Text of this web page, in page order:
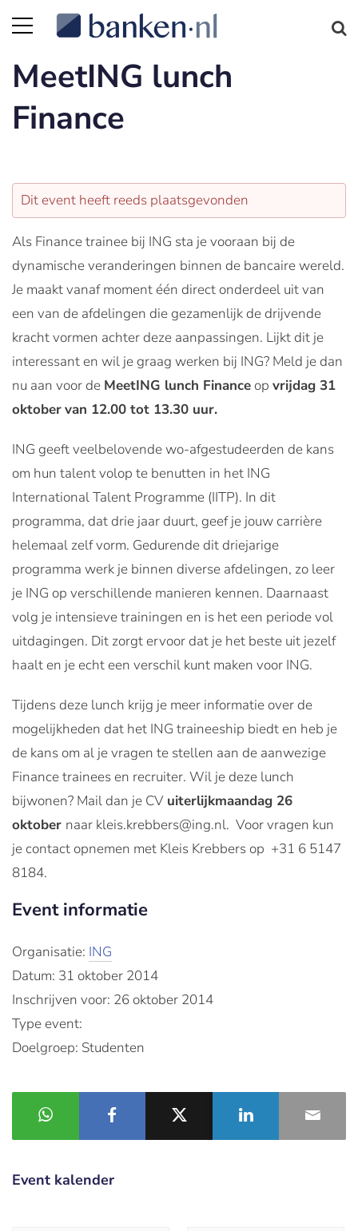
MeetING lunch
Finance
Dit event heeft reeds plaatsgevonden
Als Finance trainee bij ING sta je vooraan bij de
dynamische veranderingen binnen de bancaire wereld.
Je maakt vanaf moment één direct onderdeel uit van
een van de afdelingen die gezamenlijk de drijvende
kracht vormen achter deze aanpassingen. Lijkt dit je
interessant en wil je graag werken bij ING? Meld je dan
nu aan voor de MeetING lunch Finance op vrijdag 31
oktobervan 12.00 tot 13.30 uur.
ING geeft veelbelovende wo-afgestudeerden de kans
om hun talent volop te benutten in het ING
International Talent Programme (IITP). In dit
programma, dat drie jaar duurt, geef je jouw carrière
helemaal zelf vorm. Gedurende dit driejarige
programma werk je binnen diverse afdelingen, zo leer
je ING op verschillende manieren kennen. Daarnaast
volg je intensieve trainingen en is het een periode vol
uitdagingen. Dit zorgt ervoor dat je het beste uit jezelf
haalt en je echt een verschil kunt maken voor ING.
Tijdens deze lunch krijg je meer informatie over de
mogelijkheden dat het ING traineeship biedt en heb je
de kans om al je vragen te stellen aan de aanwezige
Finance trainees en recruiter. Wil je deze lunch
bijwonen? Mail dan je CV uiterlijkmaandag 26
oktober naar kleis.krebbers@ing.nl. Voor vragen kun
je contact opnemen met Kleis Krebbers op +31 6 5147
8184.
Event informatie
Organisatie: ING
Datum: 31 oktober 2014
Inschrijven voor: 26 oktober 2014
Type event:
Doelgroep: Studenten
Event kalender